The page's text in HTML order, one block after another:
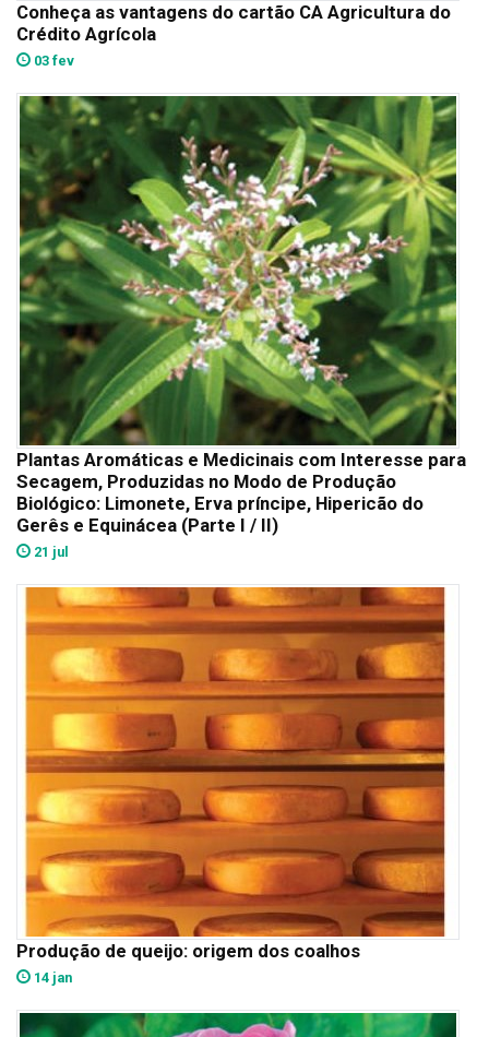
Conheça as vantagens do cartão CA Agricultura do
Crédito Agrícola
03 fev
Plantas Aromáticas e Medicinais com Interesse para
Secagem, Produzidas no Modo de Produção
Biológico: Limonete, Erva príncipe, Hipericão do
Gerês e Equinácea (Parte I / II)
21 jul
Produção de queijo: origem dos coalhos
14 jan